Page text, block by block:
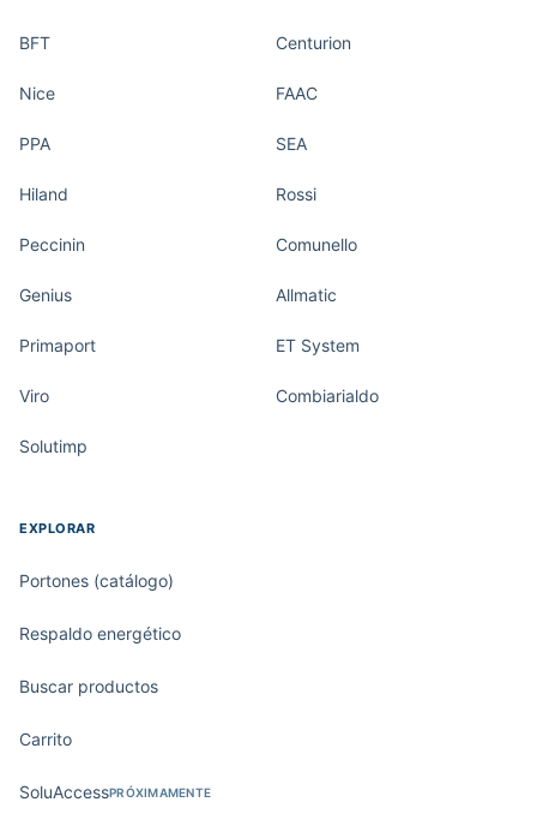
BFT Centurion
Nice FAAC
PPA SEA
Hiland Rossi
Peccinin Comunello
Genius Allmatic
Primaport ET System
Viro Combiarialdo
Solutimp
EXPLORAR
Portones (catálogo)
Respaldo energético
Buscar productos
Carrito
SoluAccessPRÓXIMAMENTE